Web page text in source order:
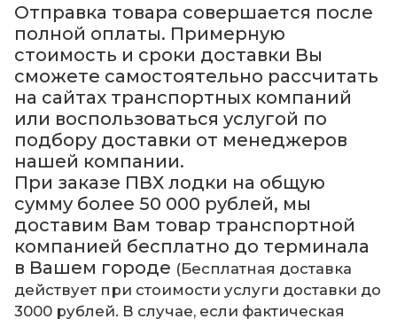
Отправка товара совершается после
полной оплаты. Примерную
стоимость и сроки доставки Вы
сможете самостоятельно рассчитать
на сайтах транспортных компаний
или воспользоваться услугой по
подбору доставки от менеджеров
нашей компании.
При заказе ПВХ лодки на общую
сумму более 50 000 рублей, мы
доставим Вам товар транспортной
компанией бесплатно до терминала
в Вашем городе (Бесплатная доставка
действует при стоимости услуги доставки до
3000 рублей. В случае, если фактическая